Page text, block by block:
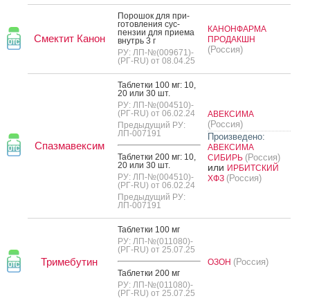
Смектит Канон
По­рошок для при­
готов­ле­ния сус­
пензии для при­ема
внутрь 3 г
РУ: ЛП-№(009671)-
(РГ-RU) от 08.04.25
КАНОНФАРМА
ПРОДАКШН
(Россия)
Спазмавексим
Таб­летки 100 мг: 10,
20 или 30 шт.
РУ: ЛП-№(004510)-
(РГ-RU) от 06.02.24
Предыдущий РУ:
ЛП-007191
Таб­летки 200 мг: 10,
20 или 30 шт.
РУ: ЛП-№(004510)-
(РГ-RU) от 06.02.24
Предыдущий РУ:
ЛП-007191
АВЕКСИМА
(Россия)
Произведено:
АВЕКСИМА
СИБИРЬ (Россия)
или ИРБИТСКИЙ
ХФЗ (Россия)
Тримебутин
Таб­летки 100 мг
РУ: ЛП-№(011080)-
(РГ-RU) от 25.07.25
Таб­летки 200 мг
РУ: ЛП-№(011080)-
(РГ-RU) от 25.07.25
ОЗОН (Россия)